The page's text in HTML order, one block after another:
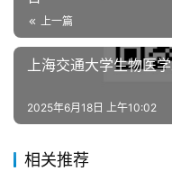
上一篇
上海交通大学生物医
2025年6月18日 上午10:02
相关推荐